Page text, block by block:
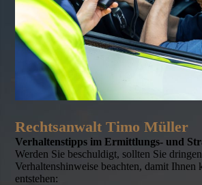
Rechtsanwalt Timo Müller
Verhaltenstipps im Ermittlungs- und
Werden Sie beschuldigt, sollten Sie
Verhaltenshinweise beachten, damit Ihnen
entstehen: